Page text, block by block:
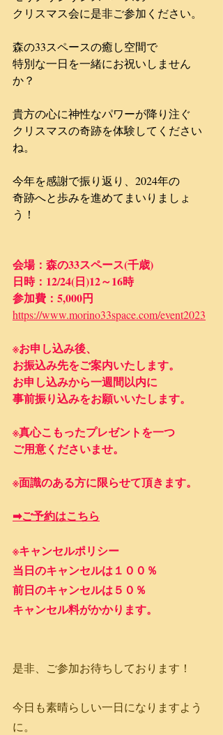
クリスマス会に是非ご参加ください。
森の33スペースの癒し空間で
​特別な一日を一緒にお祝いしません
か？
貴方の心に​神性なパワーが降り注ぐ
クリスマスの奇跡を体験してください
ね。
今年を感謝で振り返り、2024年の
奇跡へと歩みを進めてまいりましょ
う！
会場：森の33スペース(千歳)
日時：12/24(日)12～16時
参加費：5,000円
https://www.morino33space.com/event2023
​※​お申し込み後、
お振込み先をご案内いたします。
お申し込みから一週間以内に
事前振り込みをお願いいたします。
※真心こもったプレゼントを一つ
ご用意くださいませ。
​※面識のある方に限らせて頂きます。
➡ご予約はこちら
※キャンセルポリシー
当日のキャンセルは１００％
前日のキャンセルは５０％
キャンセル料がかかります。
是非、ご参加お待ちしております！
今日も素晴らしい一日になりますよう
に。